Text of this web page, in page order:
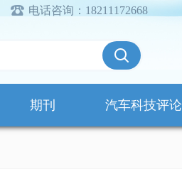
电话咨询：18211172668
期刊 汽车科技评论